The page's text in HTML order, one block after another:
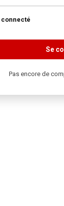
connecté
Se
Pas encore de